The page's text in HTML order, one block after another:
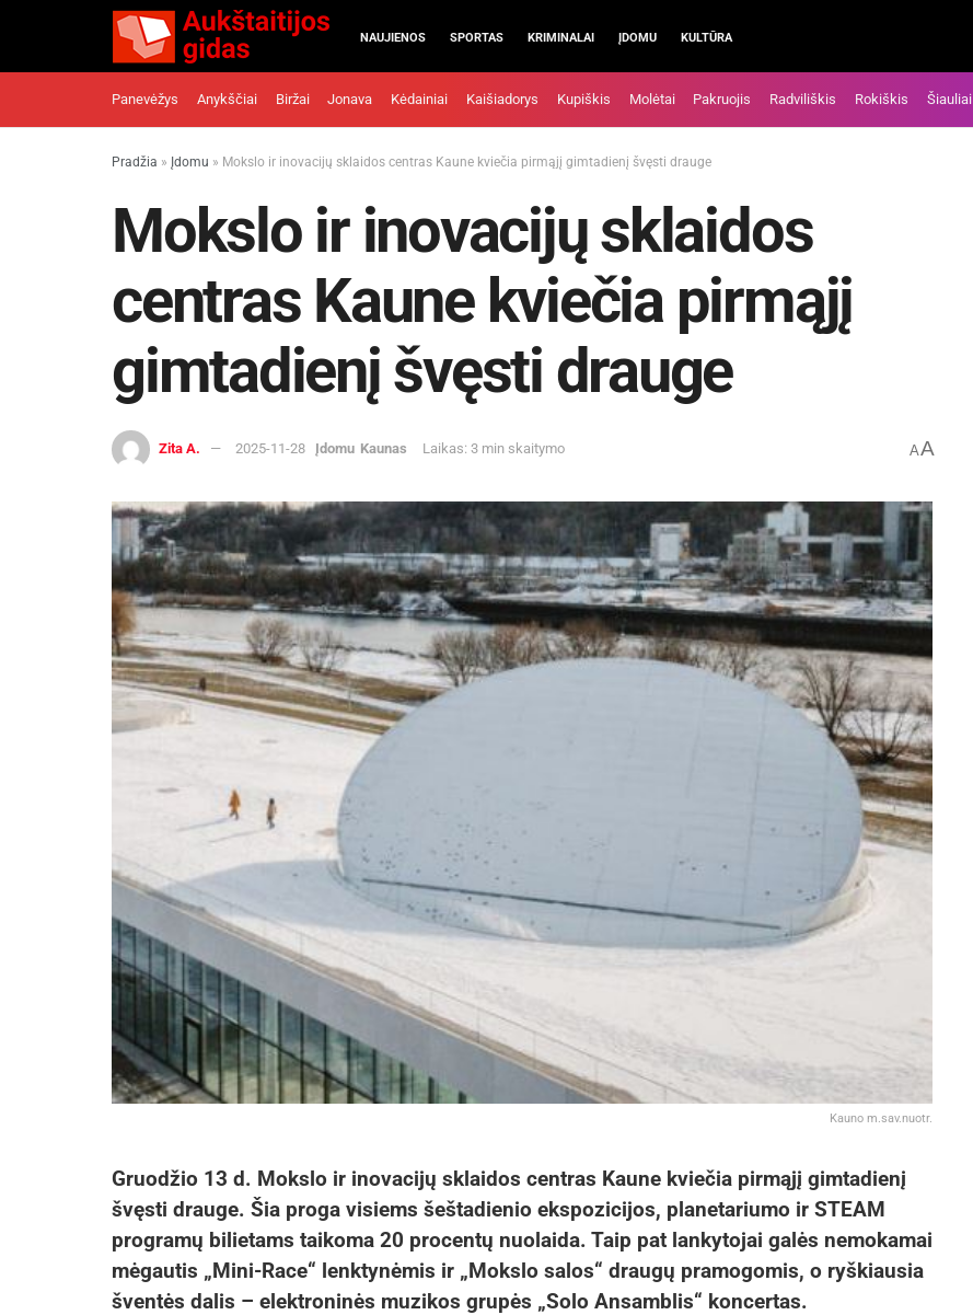
NAUJIENOS SPORTAS KRIMINALAI ĮDOMU KULTŪRA
Panevėžys Anykščiai Biržai Jonava Kėdainiai Kaišiadorys Kupiškis Molėtai Pakruojis Radviliškis Rokiškis Šiauliai
Pradžia » Įdomu » Mokslo ir inovacijų sklaidos centras Kaune kviečia pirmąjį gimtadienį švęsti drauge
Mokslo ir inovacijų sklaidos
centras Kaune kviečia pirmąjį
gimtadienį švęsti drauge
Zita A. 2025-11-28 Įdomu Kaunas Laikas: 3 min skaitymo AA
Kauno m.sav.nuotr.
Gruodžio 13 d. Mokslo ir inovacijų sklaidos centras Kaune kviečia pirmąjį gimtadienį
švęsti drauge. Šia proga visiems šeštadienio ekspozicijos, planetariumo ir STEAM
programų bilietams taikoma 20 procentų nuolaida. Taip pat lankytojai galės nemokamai
mėgautis „Mini-Race“ lenktynėmis ir „Mokslo salos“ draugų pramogomis, o ryškiausia
šventės dalis – elektroninės muzikos grupės „Solo Ansamblis“ koncertas.